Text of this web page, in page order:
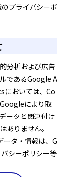
プライバシーポ
分析および広告
であるGoogle A
においては、Co
により取
ータと関連付け
ありません。
タ・情報は、G
シーポリシー等